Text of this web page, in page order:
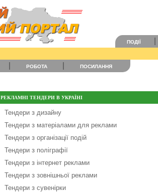
ПОДІЇ
РОБОТА ПОСИЛАННЯ
РЕКЛАМНІ ТЕНДЕРИ В УКРАЇНІ
Тендери з дизайну
Тендери з матеріалами для реклами
Тендери з організації подій
Тендери з поліграфії
Тендери з інтернет реклами
Тендери з зовнішньої реклами
Тендери з сувенірки